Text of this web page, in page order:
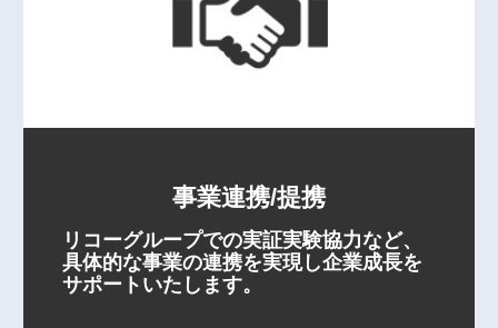
事業連携/提携
リコーグループでの実証実験協力など、
具体的な事業の連携を実現し企業成長を
サポートいたします。